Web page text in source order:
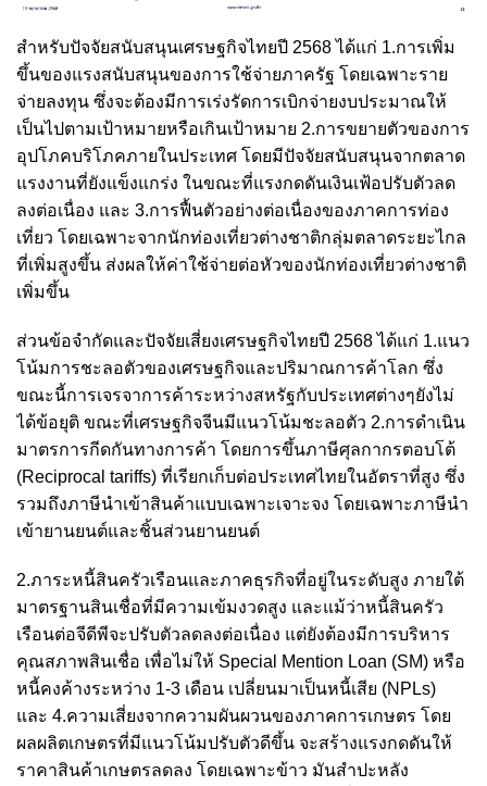
สำหรับปัจจัยสนับสนุนเศรษฐกิจไทยปี 2568 ได้แก่ 1.การเพิ่ม
ขึ้นของแรงสนับสนุนของการใช้จ่ายภาครัฐ โดยเฉพาะราย
จ่ายลงทุน ซึ่งจะต้องมีการเร่งรัดการเบิกจ่ายงบประมาณให้
เป็นไปตามเป้าหมายหรือเกินเป้าหมาย 2.การขยายตัวของการ
อุปโภคบริโภคภายในประเทศ โดยมีปัจจัยสนับสนุนจากตลาด
แรงงานที่ยังแข็งแกร่ง ในขณะที่แรงกดดันเงินเฟ้อปรับตัวลด
ลงต่อเนื่อง และ 3.การฟื้นตัวอย่างต่อเนื่องของภาคการท่อง
เที่ยว โดยเฉพาะจากนักท่องเที่ยวต่างชาติกลุ่มตลาดระยะไกล
ที่เพิ่มสูงขึ้น ส่งผลให้ค่าใช้จ่ายต่อหัวของนักท่องเที่ยวต่างชาติ
เพิ่มขึ้น
ส่วนข้อจำกัดและปัจจัยเสี่ยงเศรษฐกิจไทยปี 2568 ได้แก่ 1.แนว
โน้มการชะลอตัวของเศรษฐกิจและปริมาณการค้าโลก ซึ่ง
ขณะนี้การเจรจาการค้าระหว่างสหรัฐกับประเทศต่างๆยังไม่
ได้ข้อยุติ ขณะที่เศรษฐกิจจีนมีแนวโน้มชะลอตัว 2.การดำเนิน
มาตรการกีดกันทางการค้า โดยการขึ้นภาษีศุลกากรตอบโต้
(Reciprocal tariffs) ที่เรียกเก็บต่อประเทศไทยในอัตราที่สูง ซึ่ง
รวมถึงภาษีนำเข้าสินค้าแบบเฉพาะเจาะจง โดยเฉพาะภาษีนำ
เข้ายานยนต์และชิ้นส่วนยานยนต์
2.ภาระหนี้สินครัวเรือนและภาคธุรกิจที่อยู่ในระดับสูง ภายใต้
มาตรฐานสินเชื่อที่มีความเข้มงวดสูง และแม้ว่าหนี้สินครัว
เรือนต่อจีดีพีจะปรับตัวลดลงต่อเนื่อง แต่ยังต้องมีการบริหาร
คุณสภาพสินเชื่อ เพื่อไม่ให้ Special Mention Loan (SM) หรือ
หนี้คงค้างระหว่าง 1-3 เดือน เปลี่ยนมาเป็นหนี้เสีย (NPLs)
และ 4.ความเสี่ยงจากความผันผวนของภาคการเกษตร โดย
ผลผลิตเกษตรที่มีแนวโน้มปรับตัวดีขึ้น จะสร้างแรงกดดันให้
ราคาสินค้าเกษตรลดลง โดยเฉพาะข้าว มันสำปะหลัง